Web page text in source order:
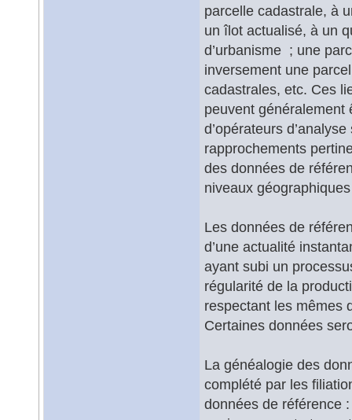
parcelle cadastrale, à
un îlot actualisé, à un
d’urbanisme ; une
inversement une
cadastrales, etc. Ces
peuvent généralement
d’opérateurs
rapprochements
des données de
niveaux
Les données de
d’une actualité
ayant subi un
régularité de la
respectant les mêmes
Certaines données
La généalogie des
complété par les
données de référence